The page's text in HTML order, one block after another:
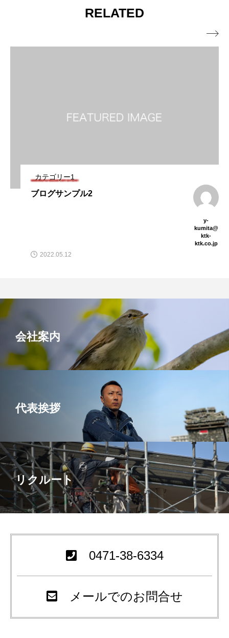
RELATED
カテゴリー1
ブログサンプル2
y-
kumita@
ktk-
ktk.co.jp
2022.05.12

会社案内
代表挨拶
リクルート
0471-38-6334
メールでのお問合せ